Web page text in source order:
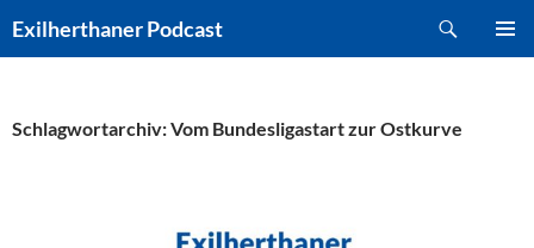
Inhalt
Exilherthaner Podcast
Schlagwortarchiv: Vom Bundesligastart zur Ostkurve